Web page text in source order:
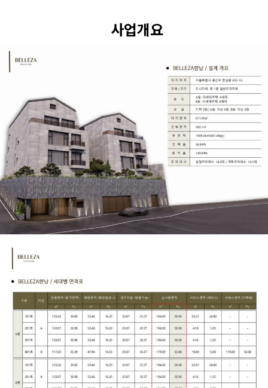
할 경우, 관련 법령에 따라 민·형사상 책임을 질 수 있으며 법적 조
사업개요